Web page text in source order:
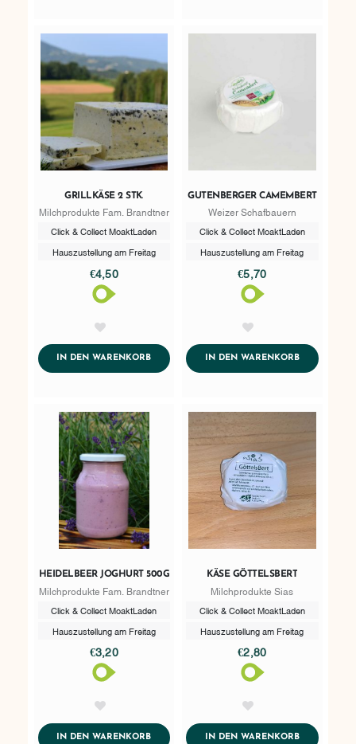
GRILLKÄSE 2 STK.
Milchprodukte Fam. Brandtner
Click & Collect MoaktLaden
Hauszustellung am Freitag
€4,50
IN DEN WARENKORBADDTOCART
GUTENBERGER CAMEMBERT
Weizer Schafbauern
Click & Collect MoaktLaden
Hauszustellung am Freitag
€5,70
IN DEN WARENKORBADDTOCART
HEIDELBEER JOGHURT 500G
Milchprodukte Fam. Brandtner
Click & Collect MoaktLaden
Hauszustellung am Freitag
€3,20
IN DEN WARENKORBADDTOCART
KÄSE GÖTTELSBERT
Milchprodukte Sias
Click & Collect MoaktLaden
Hauszustellung am Freitag
€2,80
IN DEN WARENKORBADDTOCART